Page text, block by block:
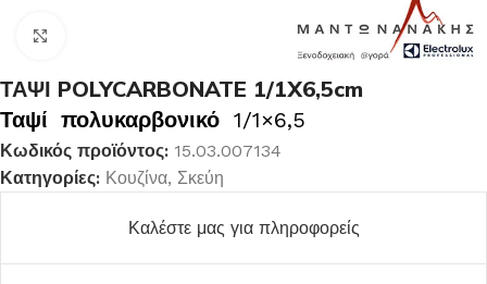
ΤΑΨΙ POLYCARBONATE 1/1X6,5cm
Ταψί πολυκαρβονικό 1/1×6,5
Κωδικός προϊόντος: 15.03.007134
Κατηγορίες: Κουζίνα, Σκεύη
Καλέστε μας για πληροφορείς